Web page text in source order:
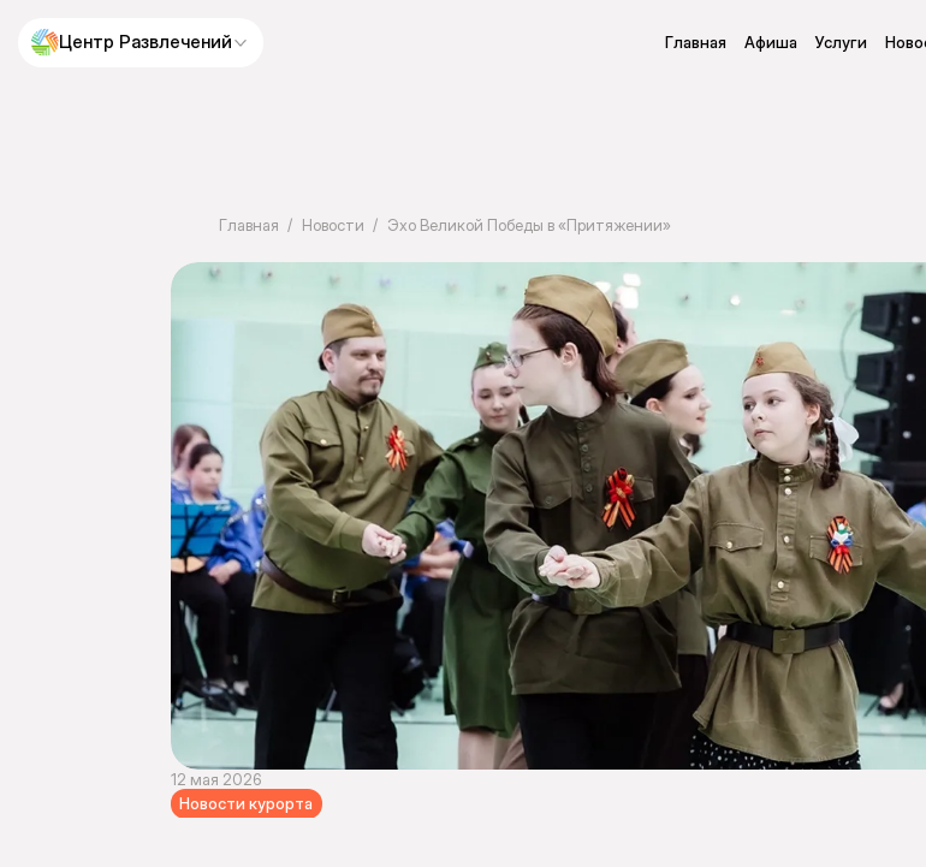
Центр Развлечений Главная Афиша Услуги
Главная Новости Эхо Великой Победы в «Притяжении»
12 мая 2026
Новости курорта